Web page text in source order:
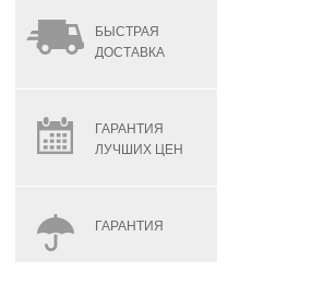
БЫСТРАЯ
ДОСТАВКА
ГАРАНТИЯ
ЛУЧШИХ ЦЕН
ГАРАНТИЯ